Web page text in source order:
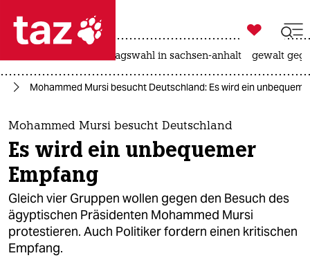
 taz zahl ich
taz zahl ich
themen
politik
öko
gesellschaft
kultur

taz zahl ich
landtagswahl in sachsen-anhalt gewalt
Mohammed Mursi besucht Deutschland: Es wird ein
Mohammed Mursi besucht Deutschland
Es wird ein unbequemer
Empfang
Gleich vier Gruppen wollen gegen den Besuch des
ägyptischen Präsidenten Mohammed Mursi
protestieren. Auch Politiker fordern einen kritischen
Empfang.